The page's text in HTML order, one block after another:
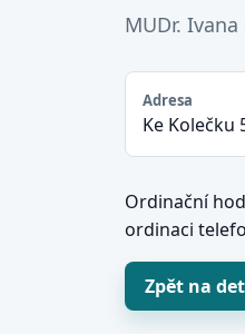
MUDr.
Adresa
Ke Kolečku
Ordinační
ordinaci
Zpět na